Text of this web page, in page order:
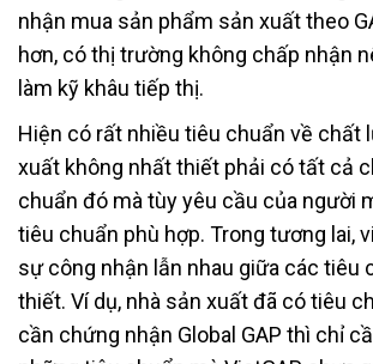
nhận mua sản phẩm sản xuất theo
hơn, có thị trường không chấp nhận
làm kỹ khâu tiếp thị.
Hiện có rất nhiều tiêu chuẩn về chất
xuất không nhất thiết phải có tất cả
chuẩn đó mà tùy yêu cầu của người
tiêu chuẩn phù hợp. Trong tương lai,
sự công nhận lẫn nhau giữa các tiêu
thiết. Ví dụ, nhà sản xuất đã có tiêu
cần chứng nhận Global GAP thì chỉ